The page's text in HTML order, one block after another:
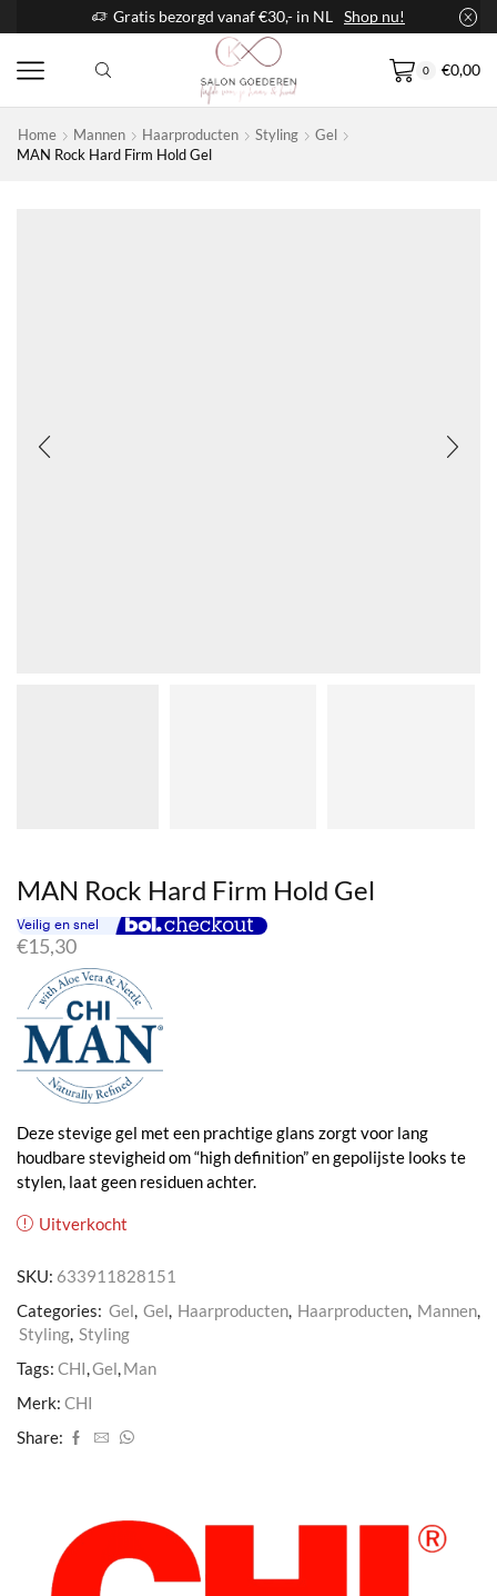
Gratis bezorgd vanaf €30,- in NL Shop nu!
0 €0,00
Home Mannen Haarproducten Styling
Gel
MAN Rock Hard Firm Hold Gel
MAN Rock Hard Firm Hold Gel
€15,30
Deze stevige gel met een prachtige glans zorgt voor lang
houdbare stevigheid om “high definition” en gepolijste looks te
stylen, laat geen residuen achter.
Uitverkocht
SKU: 633911828151
Categories: Gel, Gel, Haarproducten, Haarproducten, Mannen,
Styling, Styling
Tags: CHI,Gel,Man
Merk: CHI
Share: